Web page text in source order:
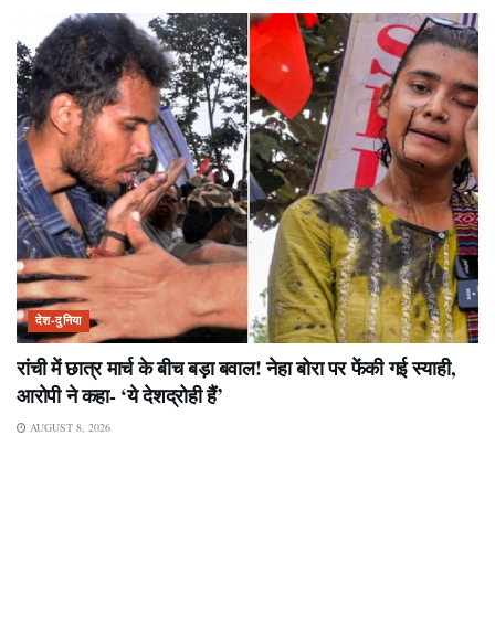
देश-दुनिया
रांची में छात्र मार्च के बीच बड़ा बवाल! नेहा बोरा पर फेंकी गई स्याही,
आरोपी ने कहा- ‘ये देशद्रोही हैं’
AUGUST 8, 2026